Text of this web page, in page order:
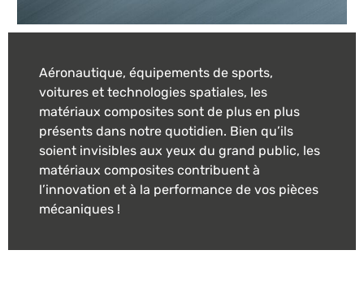
Aéronautique, équipements de sports,
voitures et technologies spatiales, les
matériaux composites sont de plus en plus
présents dans notre quotidien. Bien qu’ils
soient invisibles aux yeux du grand public, les
matériaux composites contribuent à
l’innovation et à la performance de vos pièces
mécaniques !